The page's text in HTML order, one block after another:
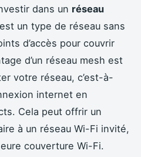
dans un réseau
un type de réseau sans
d’accès pour couvrir
d’un réseau mesh est
votre réseau, c’est-à-
internet en
Cela peut offrir un
à un réseau Wi-Fi invité,
couverture Wi-Fi.